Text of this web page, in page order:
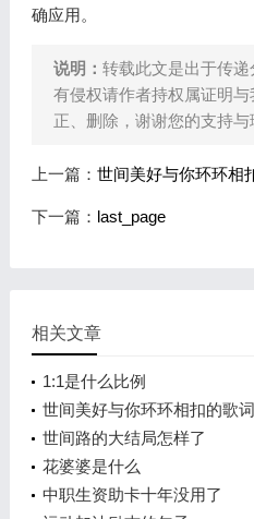
确应用。
说明： 转载此文是出于传
有侵权请作者持权属证明
正、删除，谢谢您的支持与
上一篇： 世间美好与你环环相
下一篇： last_page
相关文章
1:1是什么比例
世间美好与你环环相扣的歌
世间路的大结局怎样了
花婆婆是什么
中职生资助卡十年没用了